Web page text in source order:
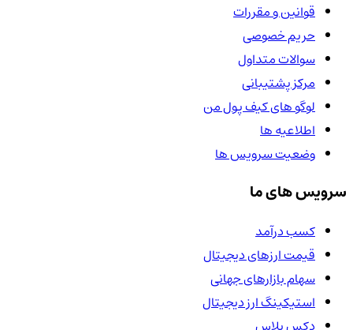
قوانین و مقررات
حریم خصوصی
سوالات متداول
مرکز پشتیبانی
لوگو های کیف پول من
اطلاعیه ها
وضعیت سرویس ها
سرویس های ما
کسب درآمد
قیمت ارزهای دیجیتال
سهام بازارهای جهانی
استیکینگ ارز دیجیتال